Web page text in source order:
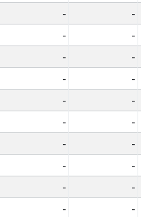
- -
- -
- -
- -
- -
- -
- -
- -
- -
- -